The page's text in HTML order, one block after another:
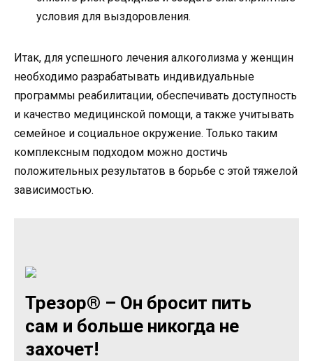
условия для выздоровления.
Итак, для успешного лечения алкоголизма у женщин
необходимо разрабатывать индивидуальные
программы реабилитации, обеспечивать доступность
и качество медицинской помощи, а также учитывать
семейное и социальное окружение. Только таким
комплексным подходом можно достичь
положительных результатов в борьбе с этой тяжелой
зависимостью.
Трезор® – Он бросит пить
сам и больше никогда не
захочет!